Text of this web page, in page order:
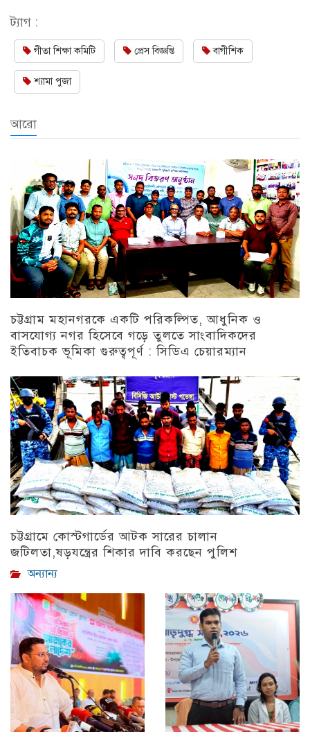
ট্যাগ :
গীতা শিক্ষা কমিটি প্রেস বিজ্ঞপ্তি বাগীশিক
শ্যামা পুজা
আরো
চট্টগ্রাম মহানগরকে একটি পরিকল্পিত, আধুনিক ও
বাসযোগ্য নগর হিসেবে গড়ে তুলতে সাংবাদিকদের
ইতিবাচক ভূমিকা গুরুত্বপূর্ণ : সিডিএ চেয়ারম্যান
চট্টগ্রামে কোস্টগার্ডের আটক সারের চালান
জটিলতা,ষড়যন্ত্রের শিকার দাবি করছেন পুলিশ
অন্যান্য